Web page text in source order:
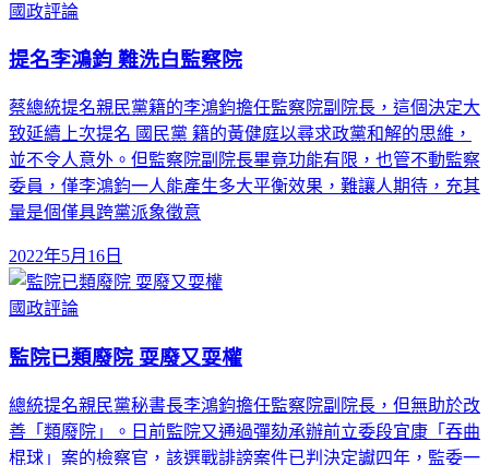
國政評論
提名李鴻鈞 難洗白監察院
蔡總統提名親民黨籍的李鴻鈞擔任監察院副院長，這個決定大
致延續上次提名 國民黨 籍的黃健庭以尋求政黨和解的思維，
並不令人意外。但監察院副院長畢竟功能有限，也管不動監察
委員，僅李鴻鈞一人能產生多大平衡效果，難讓人期待，充其
量是個僅具跨黨派象徵意
2022年5月16日
國政評論
監院已類廢院 耍廢又耍權
總統提名親民黨秘書長李鴻鈞擔任監察院副院長，但無助於改
善「類廢院」。日前監院又通過彈劾承辦前立委段宜康「吞曲
棍球」案的檢察官，該選戰誹謗案件已判決定讞四年，監委一